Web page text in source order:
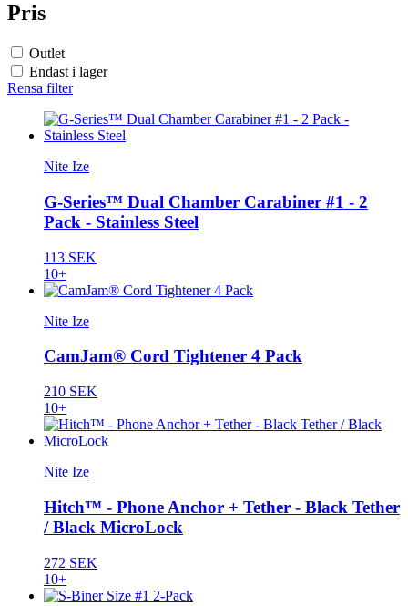
Pris
Outlet
Endast i lager
Rensa filter
Nite Ize
G-Series™ Dual Chamber Carabiner #1 - 2
Pack - Stainless Steel
113 SEK
10+
Nite Ize
CamJam® Cord Tightener 4 Pack
210 SEK
10+
Nite Ize
Hitch™ - Phone Anchor + Tether - Black Tether
/ Black MicroLock
272 SEK
10+